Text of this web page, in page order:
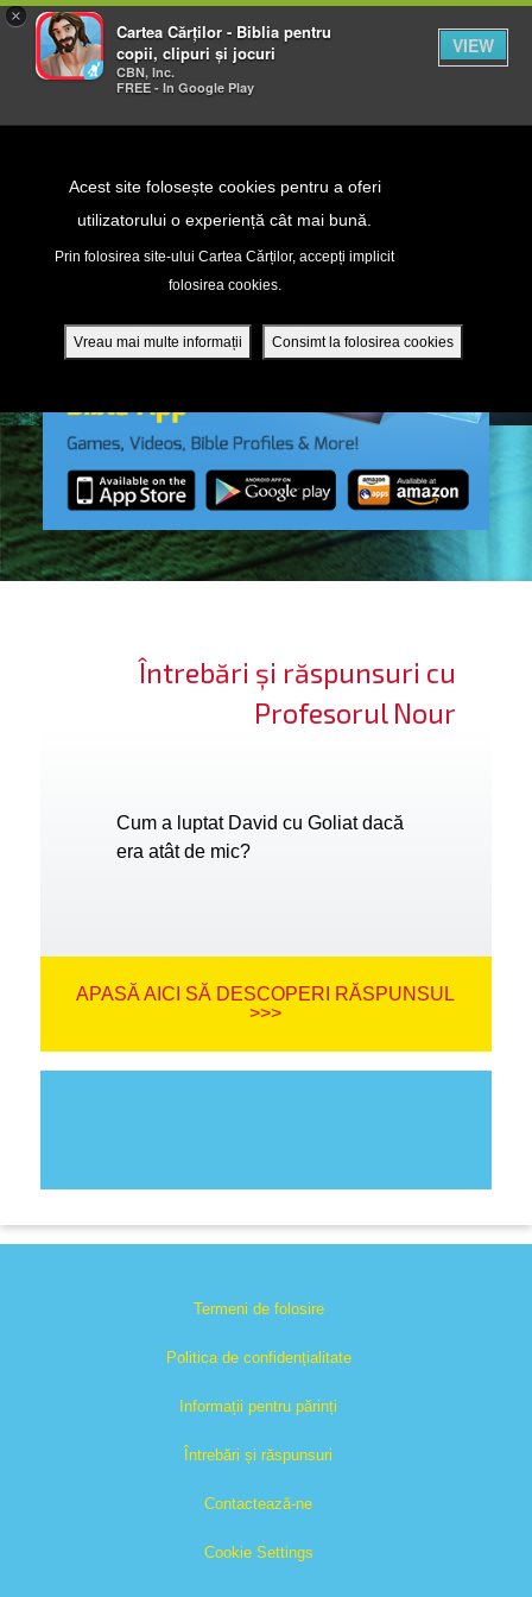
×
Cartea Cărților - Biblia pentru
copii, clipuri și jocuri
CBN, Inc.
FREE - In Google Play
VIEW
Acest site folosește cookies pentru a oferi
utilizatorului o experiență cât mai bună.
Prin folosirea site-ului Cartea Cărților, accepți implicit
folosirea cookies.
Vreau mai multe informații Consimt la folosirea cookies
DVD - Sezoane 1-4
mobilă
te
Întrebări și răspunsuri cu
Profesorul Nour
Cum a luptat David cu Goliat dacă
era atât de mic?
APASĂ AICI SĂ DESCOPERI RĂSPUNSUL
>>>
Termeni de folosire
Politica de confidențialitate
Informații pentru părinți
Întrebări și răspunsuri
Contactează-ne
Cookie Settings